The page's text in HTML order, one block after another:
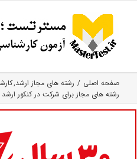
content
صفحه اصلی رشته های مجاز ارشد
رشته های مجاز برای شرکت در کنکور